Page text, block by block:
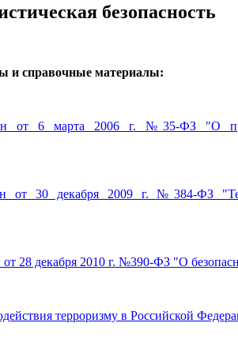
безопасность
и справочные материалы:
от 6 марта 2006 г. №35-ФЗ "О
от 30 декабря 2009 г. №384-ФЗ
от 28 декабря 2010 г. №390-ФЗ "О
терроризму в Российской